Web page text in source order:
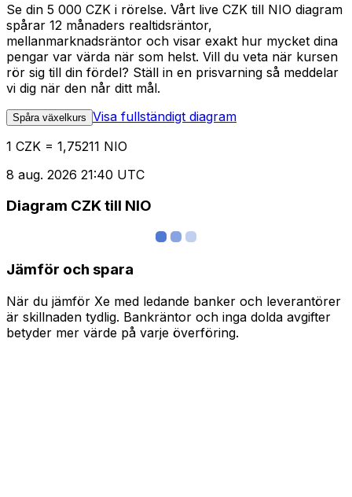
Se din 5 000 CZK i rörelse. Vårt live CZK till NIO diagram
spårar 12 månaders realtidsräntor,
mellanmarknadsräntor och visar exakt hur mycket dina
pengar var värda när som helst. Vill du veta när kursen
rör sig till din fördel? Ställ in en prisvarning så meddelar
vi dig när den når ditt mål.
Spåra växelkurs Visa fullständigt diagram
1 CZK = 1,75211 NIO
8 aug. 2026 21:40 UTC
Diagram CZK till NIO
Jämför och spara
När du jämför Xe med ledande banker och leverantörer
är skillnaden tydlig. Bankräntor och inga dolda avgifter
betyder mer värde på varje överföring.